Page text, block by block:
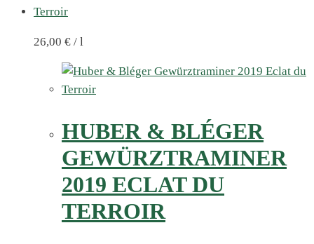
26,00 € / l
HUBER & BLÉGER
GEWÜRZTRAMINER
2019 ECLAT DU
TERROIR